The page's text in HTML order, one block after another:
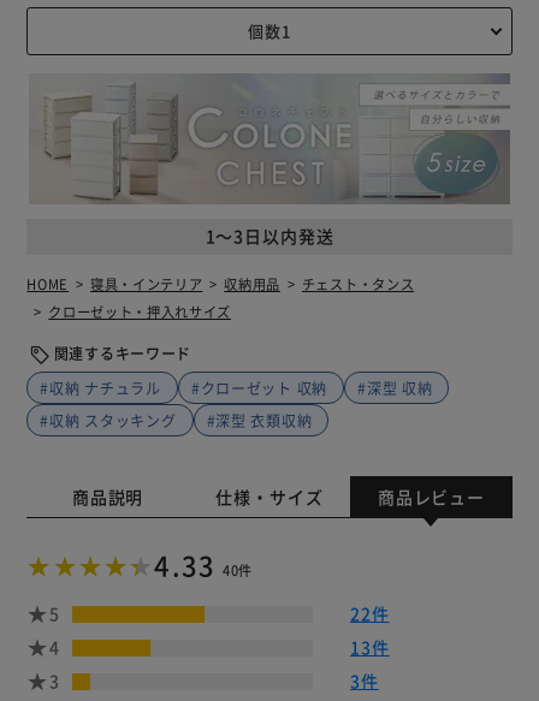
1～3日以内発送
HOME 寝具・インテリア 収納用品
チェスト・タンス
クローゼット・押入れサイズ
関連するキーワード
#収納 ナチュラル
#クローゼット 収納
#深型 収納
#収納 スタッキング
#深型 衣類収納
商品説明 仕様・サイズ 商品レビュー
4.33 40件
5
22件
4
13件
3
3件